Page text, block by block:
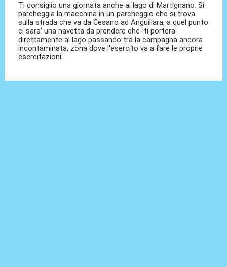
Ti consiglio una giornata anche al lago di Martignano. Si
parcheggia la macchina in un parcheggio che si trova
sulla strada che va da Cesano ad Anguillara, a quel punto
ci sara' una navetta da prendere che ti portera'
direttamente al lago passando tra la campagna ancora
incontaminata, zona dove l'esercito va a fare le proprie
esercitazioni.